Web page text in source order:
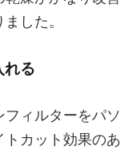
した。
る
ィルターをパソ
カット効果のあ